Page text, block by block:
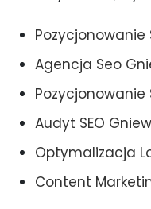
Pozycjonowanie
Agencja Seo
Pozycjonowanie
Audyt SEO
Optymalizacja
Content